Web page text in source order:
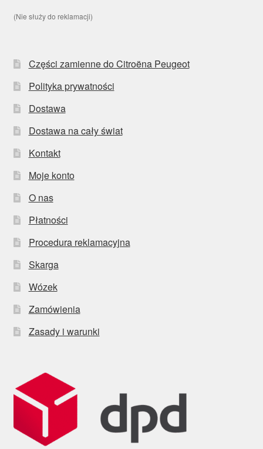
(Nie służy do reklamacji)
Części zamienne do Citroëna Peugeot
Polityka prywatności
Dostawa
Dostawa na cały świat
Kontakt
Moje konto
O nas
Płatności
Procedura reklamacyjna
Skarga
Wózek
Zamówienia
Zasady i warunki